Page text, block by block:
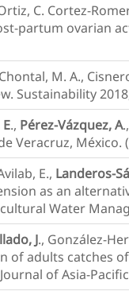
C. Cortez-
partum ovarian
M. A.,
Sustainability
., Pérez-Vázquez, A.,
Veracruz,
E., Landeros-
as an
Water
J., González-
of adults catches of
of Asia-